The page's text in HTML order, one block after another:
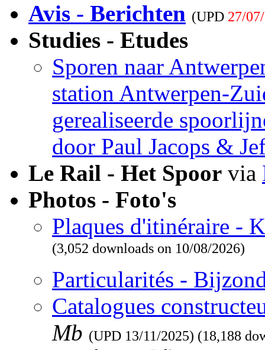
Avis - Berichten (UPD 27/
Studies - Etudes
Sporen naar
station Antwerpen-
gerealiseerde
door Paul Jacops &
Le Rail - Het Spoor via
Photos - Foto's
Plaques d'itinéraire -
(3,052 downloads on 10/08/2026)
Particularités -
Catalogues
Mb (UPD 13/11/2025) (18,188